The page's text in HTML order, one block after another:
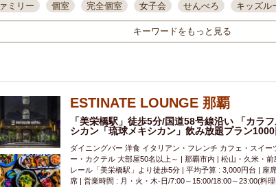
ミリー 個室 完全個室 女子会 せんべろ キッズル
一人飲み 誕生日 大人数
い飲み コスパ最高 肉料理 模合 インスタ映え 座
県産魚 焼鳥 忘年会コース レモンサワー 観光客に
名 落ち着いた空間 4000円台コース 合コン
本酒 鮮魚 大衆酒場 ノンアルコールビール ウィスキ
ピザ 焼酎
イ
県庁前駅周辺 大部屋40名 旭橋駅周辺 沖縄料理
オリオン 海ぶどう パスタ 民謡・生演奏 気軽に一
キーワードをもっと見る
ESTINATE LOUNGE 那覇
「美栄橋駅」徒歩5分/国道58号線沿い 「カラ
シカン「琉球メキシカン」飲み放題プラン
ダイニングバー 洋食 イタリアン・フレンチ カフェ・スイー
ー・カクテル 大部屋50名以上～ | 那覇市内 | 松山・久米・前
レール「美栄橋駅」より徒歩5分 | 平均予算 : 3,000円台 | 座
席 | 営業時間 : 月・火・木-日/7:00～15:00/18:00～23:00(料理